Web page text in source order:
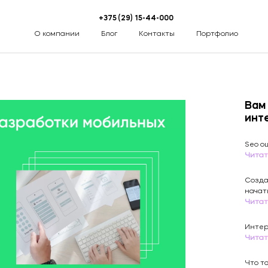
+375 (29) 15-44-000
О компании Блог Контакты Портфолио
Разработка сайтов
Разработка мобильных приложений
SMM (Продвижение соц.сетей)
PPC (Контекстная реклама)
E-mail маркетинг
Seo
Что